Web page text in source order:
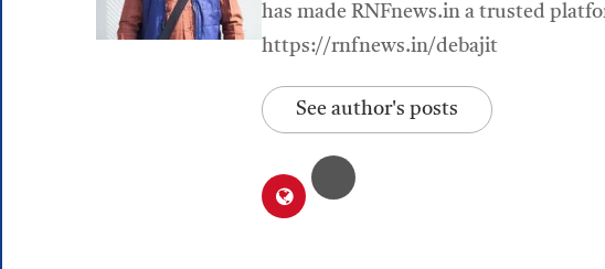
has made RNFnews.in a trusted
https://rnfnews.in/debajit
See author's posts